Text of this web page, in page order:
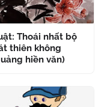
Thoái nhất bộ
thiên không
hiền văn)